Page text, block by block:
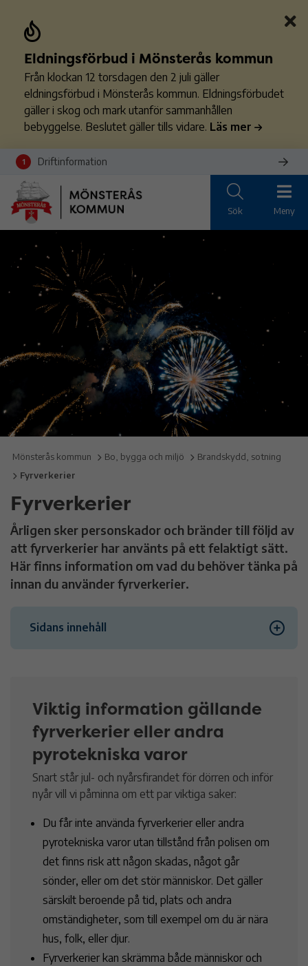
Eldningsförbud i Mönsterås kommun
Från klockan 12 torsdagen den 2 juli gäller
eldningsförbud i Mönsterås kommun. Eldningsförbudet
gäller i skog och mark utanför sammanhållen
bebyggelse. Beslutet gäller tills vidare. Läs mer
1 Driftinformation
Sök Meny
Mönsterås kommun Bo, bygga och miljö
Brandskydd, sotning
Fyrverkerier
Fyrverkerier
Årligen sker personskador och bränder till följd av
att fyrverkerier har använts på ett felaktigt sätt.
Här finns information om vad du behöver tänka på
innan du använder fyrverkerier.
Sidans innehåll
Vanliga frågor och svar
Så skjuter du fyrverkerier säkert
Kontakt
Viktig information gällande
fyrverkerier eller andra
pyrotekniska varor
Snart står jul- och nyårsfirandet för dörren och inför
nyår vill vi påminna om ett par viktiga saker:
Du får inte använda fyrverkerier eller andra
pyrotekniska varor utan tillstånd från polisen om
det finns risk att någon skadas, något går
sönder, eller om det stör människor. Det gäller
särskilt beroende på tid, plats och andra
omständigheter, som till exempel om du är nära
hus, folk, eller djur.
Fyrverkerier kan skrämma både människor och